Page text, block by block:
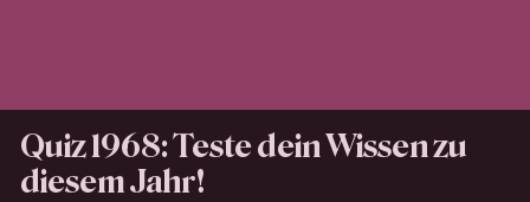
Quiz 1968: Teste dein Wissen zu
diesem Jahr!